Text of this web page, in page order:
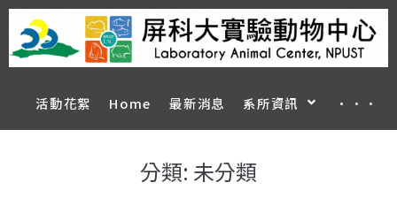
活動花絮 Home 最新消息 系所資訊 ···
分類: 未分類